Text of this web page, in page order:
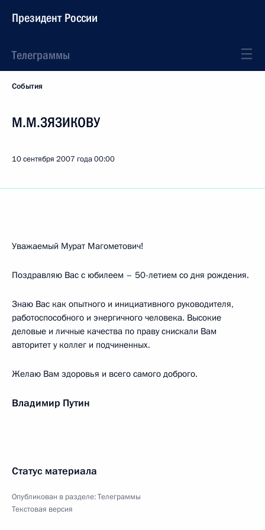
Президент России
Телеграммы
События
М.М.ЗЯЗИКОВУ
10 сентября 2007 года00:00
Уважаемый Мурат Магометович!
Поздравляю Вас с юбилеем – 50-летием со дня рождения.
Знаю Вас как опытного и инициативного руководителя,
работоспособного и энергичного человека. Высокие
деловые и личные качества по праву снискали Вам
авторитет у коллег и подчиненных.
Желаю Вам здоровья и всего самого доброго.
Владимир Путин
Статус материала
Опубликован в разделе:Телеграммы
Текстовая версия